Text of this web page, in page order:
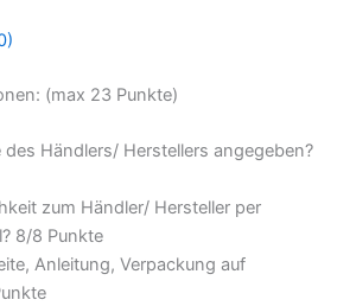
(max 23 Punkte)
des Händlers/ Herstellers angegeben?
zum Händler/ Hersteller per
8/8 Punkte
Anleitung, Verpackung auf